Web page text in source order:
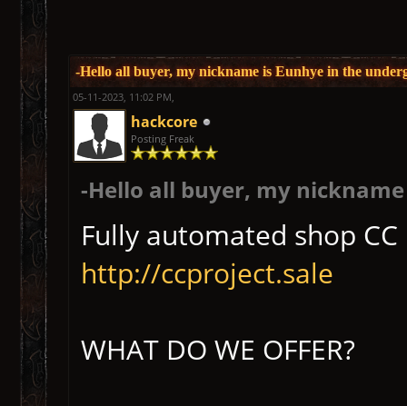
-Hello all buyer, my nickname is Eunhye in the
05-11-2023, 11:02 PM,
hackcore
Posting Freak
-Hello all buyer, my
Fully automated shop
http://ccproject.sale
WHAT DO WE OFFER?